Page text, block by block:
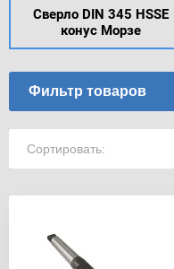
Сверло DIN 345 HSSE
конус Морзе
Фильтр товаров
Сортировать: